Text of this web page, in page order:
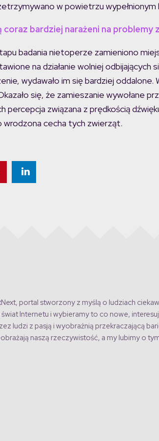
w powietrzu wypełnionym
coraz bardziej narażeni na
badania nietoperze zamieniono
na działanie wolniej odbijających
wydawało im się bardziej
się, że zamieszanie wywołane
percepcja związana z prędkością
cecha tych zwierząt.
portal stworzony z myślą o ludziach
Internetu i wybieramy to co nowe,
ludzi z pasją i wyobraźnią przekraczającą
naszą rzeczywistość, a my lubimy o